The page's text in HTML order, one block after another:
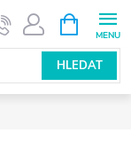
HLEDAT
NÁKUPNÍ
KOŠÍK